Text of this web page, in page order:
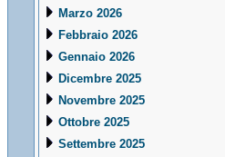
Marzo 2026
Febbraio 2026
Gennaio 2026
Dicembre 2025
Novembre 2025
Ottobre 2025
Settembre 2025